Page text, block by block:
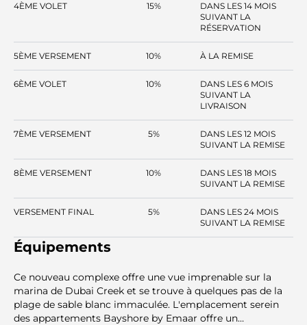
4ÈME VOLET 15%
DANS LES 14 MOIS
SUIVANT LA
RÉSERVATION
5ÈME VERSEMENT 10% À LA REMISE
6ÈME VOLET 10%
DANS LES 6 MOIS
SUIVANT LA
LIVRAISON
7ÈME VERSEMENT 5%
DANS LES 12 MOIS
SUIVANT LA REMISE
8ÈME VERSEMENT 10%
DANS LES 18 MOIS
SUIVANT LA REMISE
VERSEMENT FINAL 5%
DANS LES 24 MOIS
SUIVANT LA REMISE
Équipements
Ce nouveau complexe offre une vue imprenable sur la
marina de Dubai Creek et se trouve à quelques pas de la
plage de sable blanc immaculée. L'emplacement serein
des appartements Bayshore by Emaar offre un